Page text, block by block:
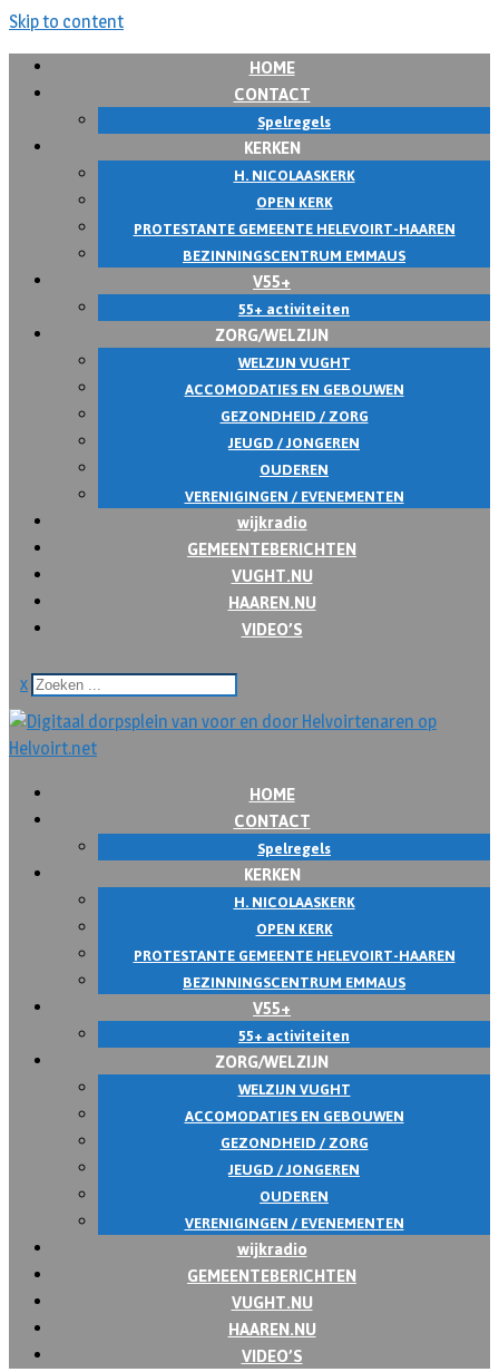
Skip to content
HOME
CONTACT
Spelregels
KERKEN
H. NICOLAASKERK
OPEN KERK
PROTESTANTE GEMEENTE HELEVOIRT-HAAREN
BEZINNINGSCENTRUM EMMAUS
V55+
55+ activiteiten
ZORG/WELZIJN
WELZIJN VUGHT
ACCOMODATIES EN GEBOUWEN
GEZONDHEID / ZORG
JEUGD / JONGEREN
OUDEREN
VERENIGINGEN / EVENEMENTEN
wijkradio
GEMEENTEBERICHTEN
VUGHT.NU
HAAREN.NU
VIDEO’S
x
HOME
CONTACT
Spelregels
KERKEN
H. NICOLAASKERK
OPEN KERK
PROTESTANTE GEMEENTE HELEVOIRT-HAAREN
BEZINNINGSCENTRUM EMMAUS
V55+
55+ activiteiten
ZORG/WELZIJN
WELZIJN VUGHT
ACCOMODATIES EN GEBOUWEN
GEZONDHEID / ZORG
JEUGD / JONGEREN
OUDEREN
VERENIGINGEN / EVENEMENTEN
wijkradio
GEMEENTEBERICHTEN
VUGHT.NU
HAAREN.NU
VIDEO’S